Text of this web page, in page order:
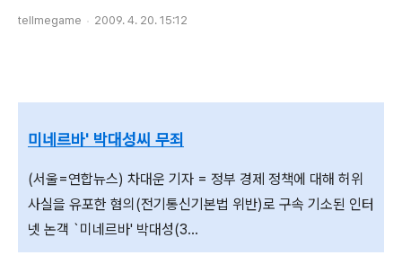
tellmegame 2009. 4. 20. 15:12
미네르바' 박대성씨 무죄
(서울=연합뉴스) 차대운 기자 = 정부 경제 정책에 대해 허위
사실을 유포한 혐의(전기통신기본법 위반)로 구속 기소된 인터
넷 논객 `미네르바' 박대성(3...